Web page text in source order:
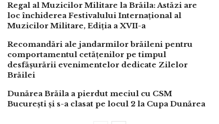
Regal al Muzicilor Militare la Brăila: Astăzi are
loc închiderea Festivalului Internațional al
Muzicilor Militare, Ediția a XVII-a
Recomandări ale jandarmilor brăileni pentru
comportamentul cetățenilor pe timpul
desfășurării evenimentelor dedicate Zilelor
Brăilei
Dunărea Brăila a pierdut meciul cu CSM
București și s-a clasat pe locul 2 la Cupa Dunărea